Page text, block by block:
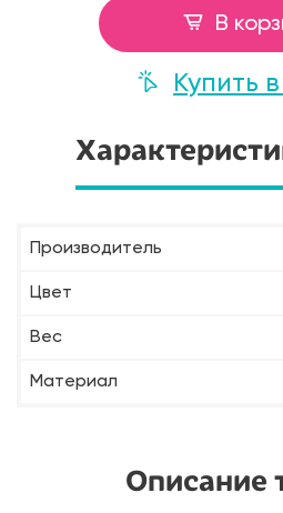
В
Купить
Производитель
Цвет
Вес
Материал
Описание